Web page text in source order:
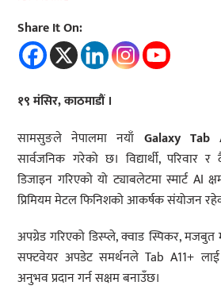
Share It On:
१९ मंसिर, काठमाडौं ।
सामसुङले नेपालमा नयाँ Galaxy Tab
सार्वजनिक गरेको छ। विद्यार्थी, परिवार र
डिजाइन गरिएको यो ट्याबलेटमा स्मार्ट AI
प्रिमियम मेटल फिनिशको आकर्षक संयोजन
अपग्रेड गरिएको डिस्प्ले, क्वाड स्पिकर, मजबुत
सफ्टवेयर अपडेट समर्थनले Tab A11+
अनुभव प्रदान गर्न सक्षम बनाउँछ।